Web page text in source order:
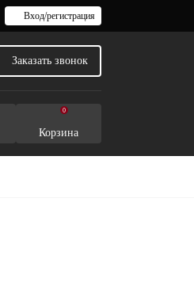
Вход/регистрация
Заказать звонок
0
Корзина